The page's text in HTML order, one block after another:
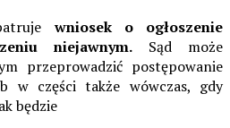
wniosek o ogłoszenie
niejawnym. Sąd może
przeprowadzić postępowanie
w części także wówczas, gdy
będzie